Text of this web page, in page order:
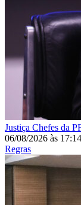
Justiça Chefes da
06/08/2026 às 17:14
Regras